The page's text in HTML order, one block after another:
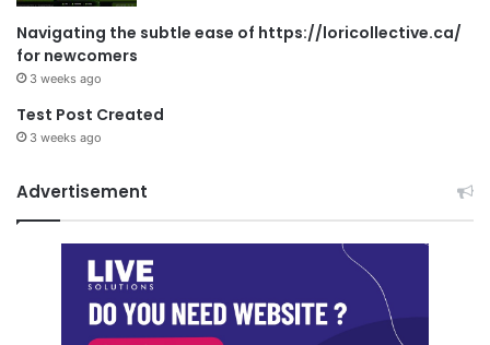
Navigating the subtle ease of https://loricollective.ca/
for newcomers
3 weeks ago
Test Post Created
3 weeks ago
Advertisement